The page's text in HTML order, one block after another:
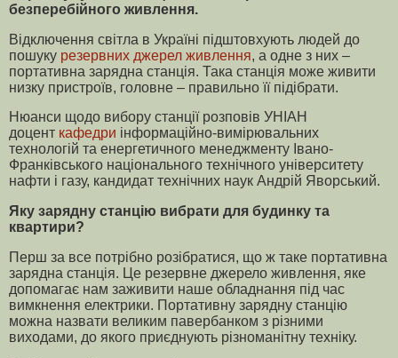
безперебійного живлення.
Відключення світла в Україні підштовхують людей до
пошуку резервних джерел живлення, а одне з них –
портативна зарядна станція. Така станція може живити
низку пристроїв, головне – правильно її підібрати.
Нюанси щодо вибору станції розповів УНІАН
доцент кафедри інформаційно-вимірювальних
технологій та енергетичного менеджменту Івано-
Франківського національного технічного університету
нафти і газу, кандидат технічних наук Андрій Яворський.
Яку зарядну станцію вибрати для будинку та
квартири?
Перш за все потрібно розібратися, що ж таке портативна
зарядна станція. Це резервне джерело живлення, яке
допомагає нам заживити наше обладнання під час
вимкнення електрики. Портативну зарядну станцію
можна назвати великим павербанком з різними
виходами, до якого приєднують різноманітну техніку.